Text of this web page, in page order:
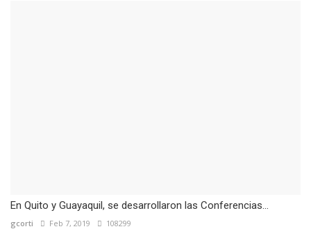
En Quito y Guayaquil, se desarrollaron las Conferencias...
gcorti Feb 7, 2019 108299